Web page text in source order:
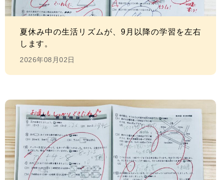
夏休み中の生活リズムが、9月以降の学習を左右
します。
2026年08月02日